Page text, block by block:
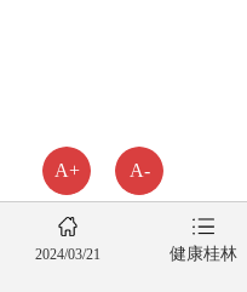
A+ A-
2024/03/21 健康桂林